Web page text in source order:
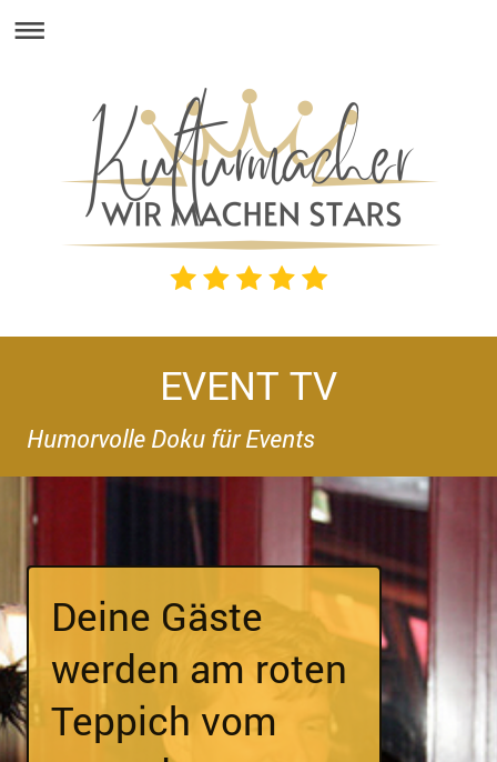
EVENT TV
Humorvolle Doku für Events
Deine Gäste
werden am roten
Teppich vom